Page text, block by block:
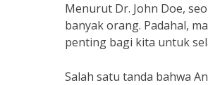
Menurut Dr. John Doe,
banyak orang. Padahal,
penting bagi kita untuk
Salah satu tanda bahwa